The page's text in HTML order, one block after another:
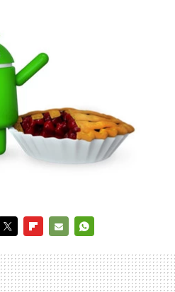
MAIL